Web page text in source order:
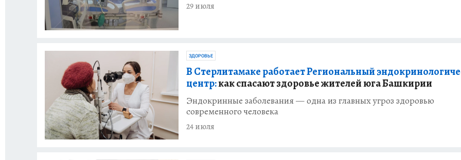
29 июля
ЗДОРОВЬЕ
В Стерлитамаке работает Региональный
центр:как спасают здоровье жителей юга Башкирии
Эндокринные заболевания — одна из главных угроз здоровью
современного человека
24 июля